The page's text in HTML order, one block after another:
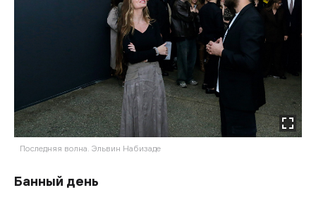
Последняя волна. Эльвин Набизаде
Банный день